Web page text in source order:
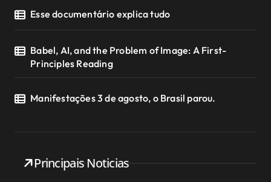
Esse documentário explica tudo
Babel, AI, and the Problem of Image: A First-
Principles Reading
Manifestações 3 de agosto, o Brasil parou.
Principais Noticias